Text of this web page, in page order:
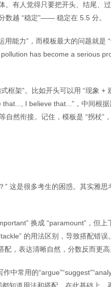
。有人觉得只要把开头、结尾、
数越 “稳定”—— 稳定在 5.5 分。
用能力”，而模板最大的问题就是
has become a serious
框架”。比如开头可以用 “现象
I believe that...”，中间根
自然衔接。记住，模板是 “拐杖”
这是很多考生的困惑。其实雅
换成 “paramount”，但
的用法区别，导致搭配错
，表达清晰自然，分数反而更高
中常用的